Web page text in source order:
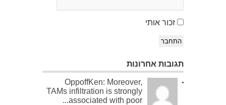
זכור אותי
התחבר
תגובות אחרונות
OppoffKen: Moreover,
TAMs infiltration is strongly
associated with poor...